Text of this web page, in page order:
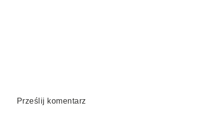
Prześlij komentarz